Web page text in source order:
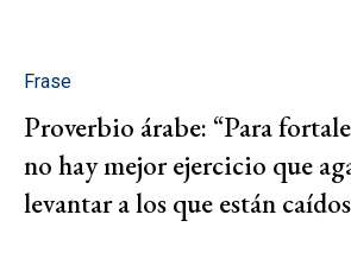
Frase
Proverbio árabe: “Para
no hay mejor ejercicio que
levantar a los que están